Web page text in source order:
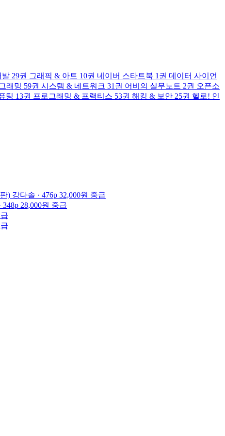
발 29권 그래픽 & 아트 10권 네이버 스타트북 1권 데이터 사이언
래밍 59권 시스템 & 네트워크 31권 어비의 실무노트 2권 오픈소
팅 13권 프로그래밍 & 프랙티스 53권 해킹 & 보안 25권 헬로! 인
) 강다솔 · 476p 32,000원 중급
348p 28,000원 중급